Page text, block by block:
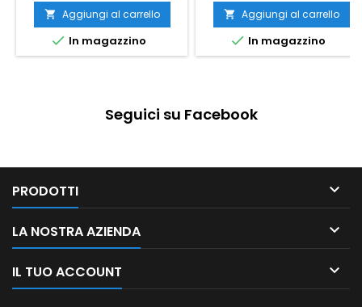
 Aggiungi al carrello
 In magazzino
 Aggiungi al carrello
 In magazzino
Seguici su Facebook
PRODOTTI 
LA NOSTRA AZIENDA 
IL TUO ACCOUNT 